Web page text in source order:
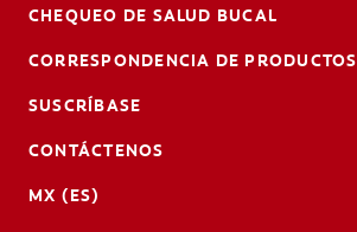
CHEQUEO DE SALUD BUCAL
CORRESPONDENCIA DE PRODUCTOS
SUSCRÍBASE
CONTÁCTENOS
MX (ES)